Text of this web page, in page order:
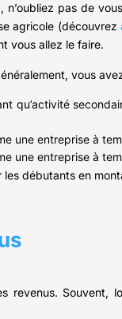
pas de
agricole (découvrez
vous allez le faire.
vous
qu’activité
une entreprise à
une entreprise à
les débutants en
revenus.